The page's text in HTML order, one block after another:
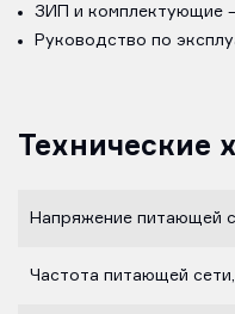
ЗИП и комплектующие
Руководство по
Технические
Напряжение питающей
Частота питающей сети,